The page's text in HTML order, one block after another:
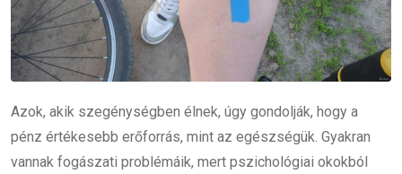
Azok, akik szegénységben élnek, úgy gondolják, hogy a
pénz értékesebb erőforrás, mint az egészségük. Gyakran
vannak fogászati ​​problémáik, mert pszichológiai okokból